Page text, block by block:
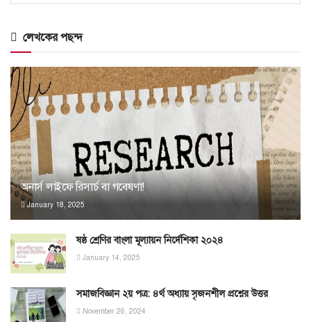
লেখকের পছন্দ
অনার্স লাইফে রিসার্চ বা গবেষণা!
January 18, 2025
ষষ্ঠ শ্রেণির বাংলা মূল্যায়ন নির্দেশিকা ২০২৪
January 14, 2025
সমাজবিজ্ঞান ২য় পত্র: ৪র্থ অধ্যায় সৃজনশীল প্রশ্নের উত্তর
November 26, 2024